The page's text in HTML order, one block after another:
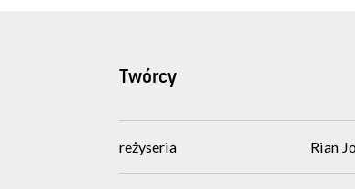
Twórcy
reżyseria Rian